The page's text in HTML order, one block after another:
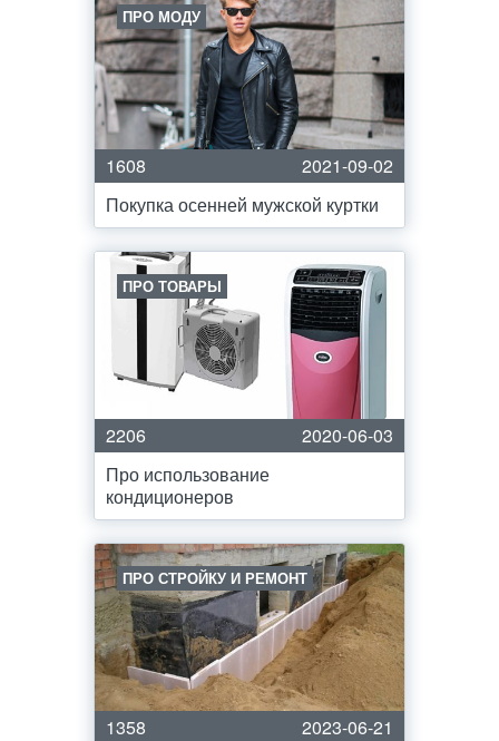
ПРО МОДУ
1608
2021-09-02
Покупка осенней мужской куртки
ПРО ТОВАРЫ
2206
2020-06-03
Про использование
кондиционеров
ПРО СТРОЙКУ И РЕМОНТ
1358
2023-06-21